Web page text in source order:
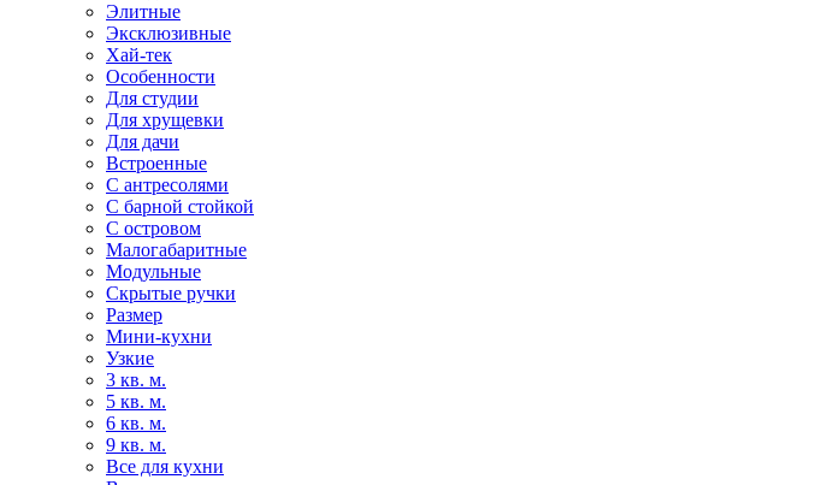
Элитные
Эксклюзивные
Хай-тек
Особенности
Для студии
Для хрущевки
Для дачи
Встроенные
С антресолями
С барной стойкой
С островом
Малогабаритные
Модульные
Скрытые ручки
Размер
Мини-кухни
Узкие
3 кв. м.
5 кв. м.
6 кв. м.
9 кв. м.
Все для кухни